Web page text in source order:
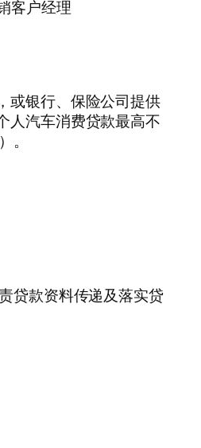
客户经理
或银行、保险公司提供
人汽车消费贷款最高不
。
贷款资料传递及落实贷